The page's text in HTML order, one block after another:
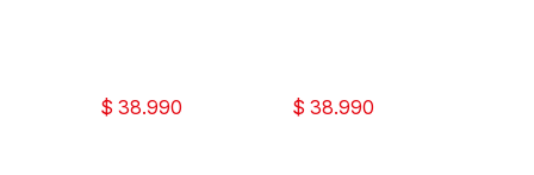
$ 38.990 $ 38.990